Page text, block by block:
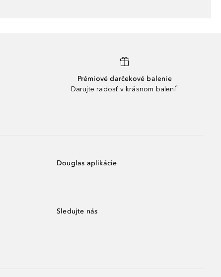
Prémiové darčekové balenie
Darujte radosť v krásnom balení¹
Douglas aplikácie
Sledujte nás